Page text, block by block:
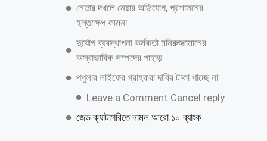
নেতার দখলে নেয়ার অভিযোগ, প্রশাসনের
হস্তক্ষেপ কামনা
দুর্যোগ ব্যবস্থাপনা কর্মকর্তা মনিরুজ্জামানের
অস্বাভাবিক সম্পদের পাহাড়
পপুলার লাইফের গ্রাহকরা দাবির টাকা পাচ্ছে না
Leave a Comment Cancel reply
জেড ক্যাটাগরিতে নামল আরো ১০ ব্যাংক